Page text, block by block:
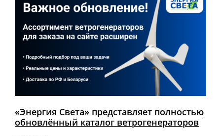
«Энергия Света» представляет полностью
обновлённый каталог ветрогенераторов